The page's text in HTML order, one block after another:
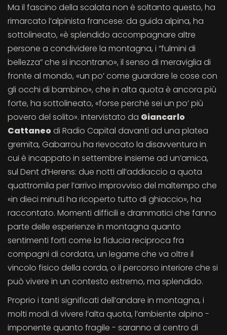
Ma il fascino della scalata non è soltanto questo, ha
rimarcato l’alpinista francese: da guida alpina, ha
sottolineato, «è splendido accompagnare altre
persone a condividere la montagna, i “fulmini di
bellezza” che si incontrano», il senso di meraviglia di
fronte al mondo, «un po’ come guardare le cose con
gli occhi di bambino», che in alta quota è ancora più
forte, ha sottolineato, «forse perché sei un po’ più
povero del solito». Intervistato da Giancarlo
Cattaneodi Radio Capital davanti ad una platea
gremita, Gabarrou ha rievocato la disavventura in
cui è incappato in settembre insieme ad un’amica,
sul Dent d’Herens: due notti all’addiaccio a quota
quattromila per l’arrivo improvviso del maltempo che
«in dieci minuti ha ricoperto tutto di ghiaccio», ha
raccontato. Momenti difficili e drammatici che fanno
parte delle esperienze in montagna quanto
sentimenti forti come la fiducia reciproca fra
compagni di cordata, un legame che va oltre il
vincolo fisico della corda, o il percorso interiore che si
può vivere in un contesto estremo, ma splendido.
Proprio i tanti significati dell’andare in montagna, i
molti modi di vivere l’alta quota, l’ambiente alpino -
imponente quanto fragile - saranno al centro di